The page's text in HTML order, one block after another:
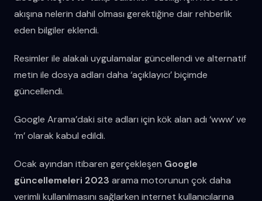
akışına nelerin dahil olması gerektiğine dair rehberlik
eden bilgiler eklendi.
Resimler ile alakalı uygulamalar güncellendi ve alternatif
metin ile dosya adları daha ‘açıklayıcı’ biçimde
güncellendi.
Google Arama’daki site adları için kök alan adı ‘www’ ve
‘m’ olarak kabul edildi.
Ocak ayından itibaren gerçekleşen Google
güncellemeleri 2023 arama motorunun çok daha
verimli kullanılmasını sağlarken internet kullanıcılarına